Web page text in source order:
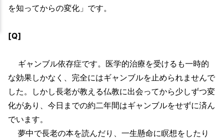
を知ってからの変化」です。
[Q]
ギャンブル依存症です。医学的治療を受けるも一時的
な効果しかなく、完全にはギャンブルを止められませんで
した。しかし長老が教える仏教に出会ってから少しずつ変
化があり、今日までの約二年間はギャンブルをせずに済ん
でいます。
夢中で長老の本を読んだり、一生懸命に瞑想をしたり